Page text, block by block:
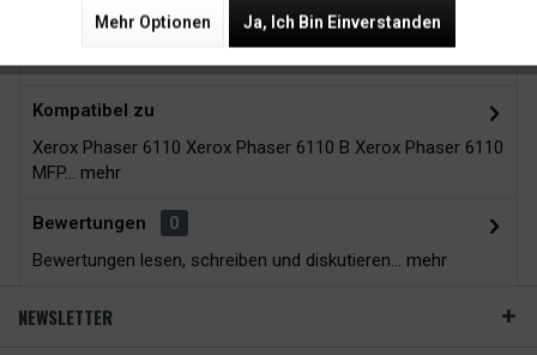
Kompatibel zu
Xerox Phaser 6110 Xerox Phaser 6110 B Xerox Phaser 6110
MFP... mehr
Bewertungen
0
Bewertungen lesen, schreiben und diskutieren... mehr
NEWSLETTER
Mehr Optionen Ja, Ich Bin Einverstanden